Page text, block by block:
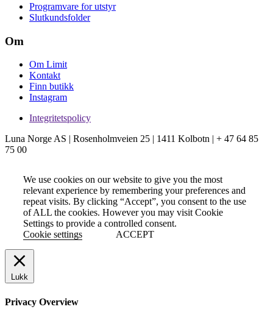
Programvare for utstyr
Slutkundsfolder
Om
Om Limit
Kontakt
Finn butikk
Instagram
Integritetspolicy
Luna Norge AS | Rosenholmveien 25 | 1411 Kolbotn | + 47 64 85
75 00
We use cookies on our website to give you the most
relevant experience by remembering your preferences and
repeat visits. By clicking “Accept”, you consent to the use
of ALL the cookies. However you may visit Cookie
Settings to provide a controlled consent.
Cookie settings
ACCEPT
Lukk
Privacy Overview